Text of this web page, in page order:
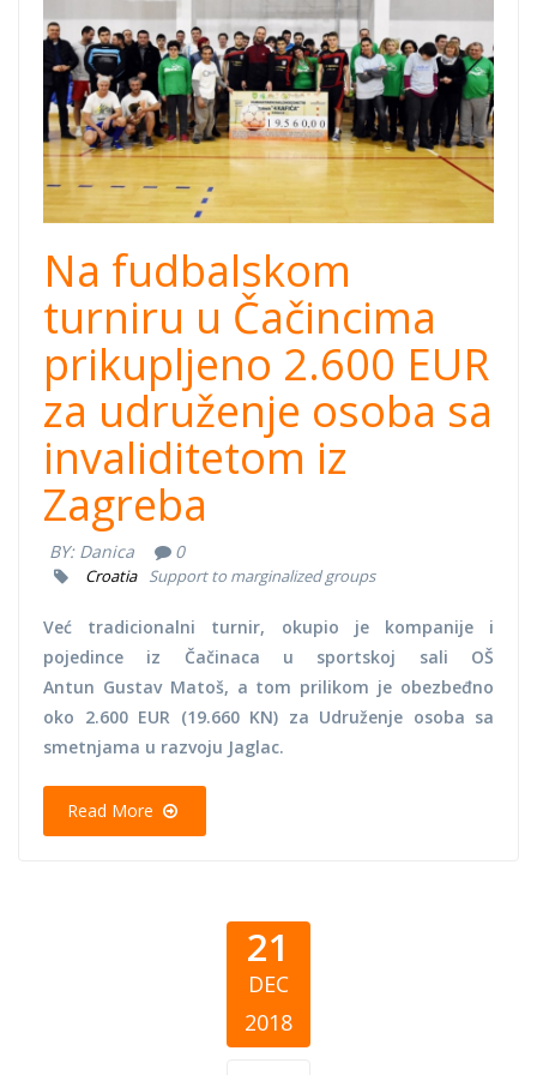
cacinci.jpg
Na fudbalskom
turniru u Čačincima
prikupljeno 2.600 EUR
za udruženje osoba sa
invaliditetom iz
Zagreba
BY: Danica 0
Croatia Support to marginalized groups
Već tradicionalni turnir, okupio je kompanije i
pojedince iz Čačinaca u sportskoj sali OŠ
Antun Gustav Matoš, a tom prilikom je obezbeđno
oko 2.600 EUR (19.660 KN) za Udruženje osoba sa
smetnjama u razvoju Jaglac.
Read More
21
DEC
2018